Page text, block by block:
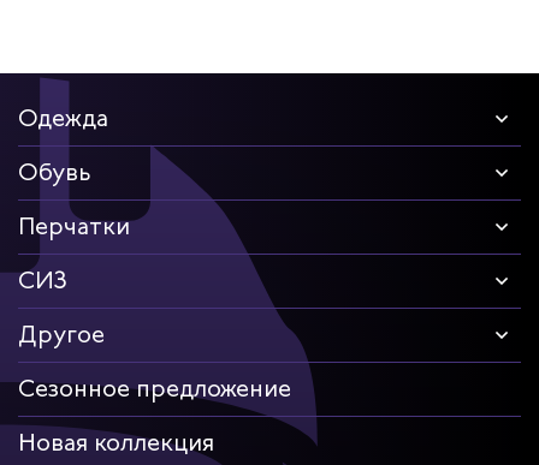
Одежда
Обувь
Перчатки
СИЗ
Другое
Сезонное предложение
Новая коллекция